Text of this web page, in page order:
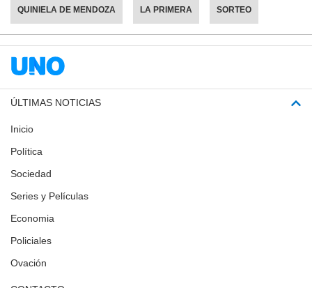
QUINIELA DE MENDOZA LA PRIMERA SORTEO
ÚLTIMAS NOTICIAS
Inicio
Política
Sociedad
Series y Películas
Economia
Policiales
Ovación